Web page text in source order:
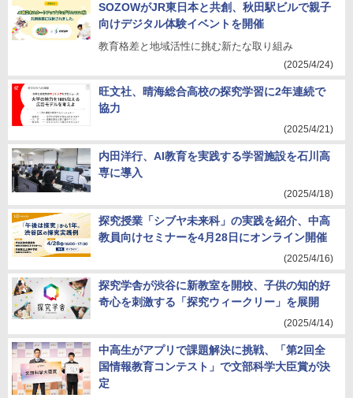
SOZOWがJR東日本と共創、秋田駅ビルで親子
向けデジタル体験イベントを開催
教育格差と地域活性に挑む新たな取り組み
(2025/4/24)
旺文社、晴海総合高校の探究学習に2年連続で
協力
(2025/4/21)
内田洋行、AI教育を実践する学習施設を石川高
専に導入
(2025/4/18)
探究授業「シブヤ未来科」の実践を紹介、中高
教員向けセミナーを4月28日にオンライン開催
(2025/4/16)
探究学舎が渋谷に新教室を開校、子供の知的好
奇心を刺激する「探究ウィークリー」を展開
(2025/4/14)
中高生がアプリで課題解決に挑戦、「第2回全
国情報教育コンテスト」で文部科学大臣賞が決
定